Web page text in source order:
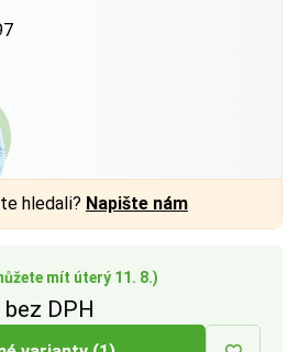
mít úterý 11. 8.)
bez DPH
hledali? Napište nám